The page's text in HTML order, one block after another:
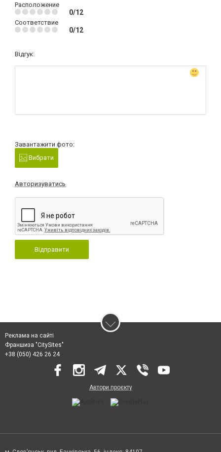
Расположение
0/12
Соответствие
0/12
Відгук:
Завантажити фото:
Вибрати
Авторизуватись
Відправити
Реклама на сайті
Франшиза "CitySites"
+38 (050) 426 26 24
Автори проєкту